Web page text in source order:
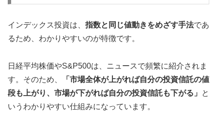
インデックス投資は、 指数と同じ値動きをめざす手法であ
るため、わかりやすいのが特徴です。
日経平均株価やS&P500は、ニュースで頻繁に紹介されま
す。そのため、
「 市場全体が上がれば自分の投資信託の値
段も上がり、市場が下がれば自分の投資信託も下がる」
と
いうわかりやすい仕組みになっています。